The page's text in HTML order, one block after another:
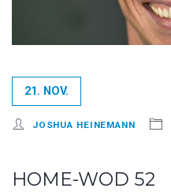
21. NOV.
JOSHUA HEINEMANN
HOME-WOD 52